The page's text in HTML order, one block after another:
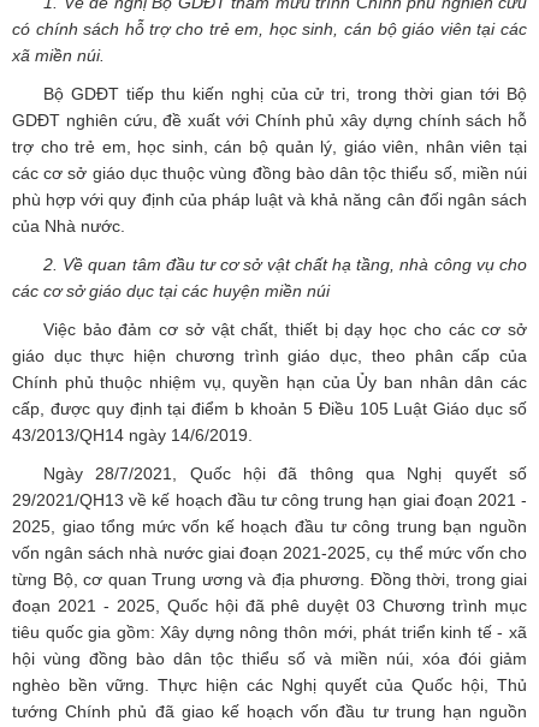
có chính sách hỗ trợ cho trẻ em, học sinh, cán bộ giáo viên tại các
xã miền núi.
Bộ GDĐT tiếp thu kiến nghị của cử tri, trong thời gian tới Bộ
GDĐT nghiên cứu, đề xuất với Chính phủ xây dựng chính sách hỗ
trợ cho trẻ em, học sinh, cán bộ quản lý, giáo viên, nhân viên tại
các cơ sở giáo dục thuộc vùng đồng bào dân tộc thiểu số, miền núi
phù hợp với quy định của pháp luật và khả năng cân đối ngân sách
của Nhà nước.
2. Về quan tâm đầu tư cơ sở vật chất hạ tầng, nhà công vụ cho
các cơ sở giáo dục tại các huyện miền núi
Việc bảo đảm cơ sở vật chất, thiết bị dạy học cho các cơ sở
giáo dục thực hiện chương trình giáo dục, theo phân cấp của
Chính phủ thuộc nhiệm vụ, quyền hạn của Ủy ban nhân dân các
cấp, được quy định tại điểm b khoản 5 Điều 105 Luật Giáo dục số
43/2013/QH14 ngày 14/6/2019.
Ngày 28/7/2021, Quốc hội đã thông qua Nghị quyết số
29/2021/QH13 về kế hoạch đầu tư công trung hạn giai đoạn 2021 -
2025, giao tổng mức vốn kế hoạch đầu tư công trung bạn nguồn
vốn ngân sách nhà nước giai đoạn 2021-2025, cụ thể mức vốn cho
từng Bộ, cơ quan Trung ương và địa phương. Đồng thời, trong giai
đoạn 2021 - 2025, Quốc hội đã phê duyệt 03 Chương trình mục
tiêu quốc gia gồm: Xây dựng nông thôn mới, phát triển kinh tế - xã
hội vùng đồng bào dân tộc thiểu số và miền núi, xóa đói giảm
nghèo bền vững. Thực hiện các Nghị quyết của Quốc hội, Thủ
tướng Chính phủ đã giao kế hoạch vốn đầu tư trung hạn nguồn